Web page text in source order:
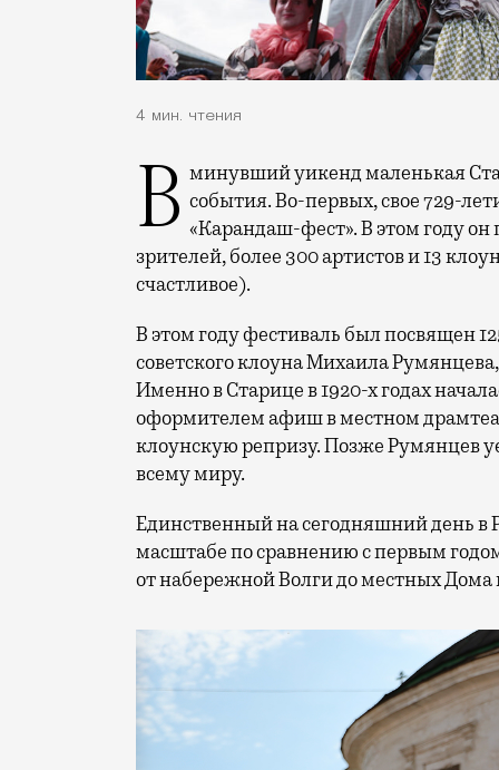
4 мин. чтения
В минувший уикенд маленькая Старица в Тверской области отметила сразу два события. Во-первых, свое 729-
«Карандаш-фест». В этом году он
зрителей, более 300 артистов и 13
счастливое).
В этом году фестиваль был посвящен
советского клоуна Михаила
Именно в Старице в 1920-х годах
оформителем афиш в местном
клоунскую репризу. Позже Румянцев
всему миру.
Единственный на сегодняшний день в
масштабе по сравнению с первым
от набережной Волги до местных Дома